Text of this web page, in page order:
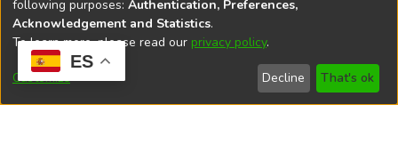
ES
following purposes: Authentication, Preferences,
Acknowledgement and Statistics.
To learn more, please read our privacy policy.
Customize Decline That's ok